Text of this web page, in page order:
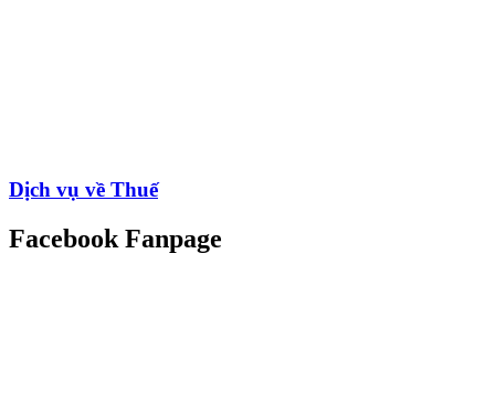
Dịch vụ về Thuế
Facebook Fanpage